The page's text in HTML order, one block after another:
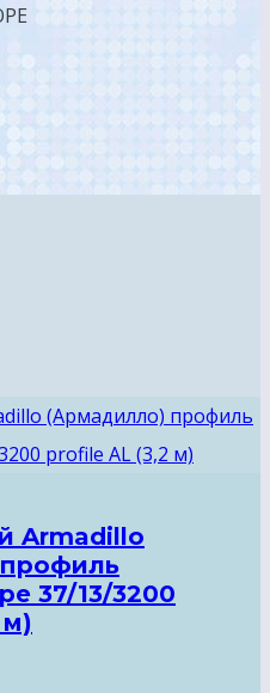
Armadillo
37/13/3200
м)